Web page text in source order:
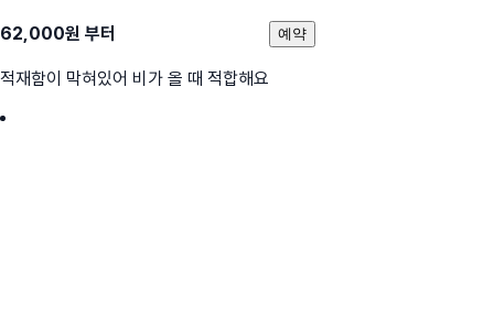
62,000원 부터
적재함이 막혀있어 비가 올 때 적합해요
예약